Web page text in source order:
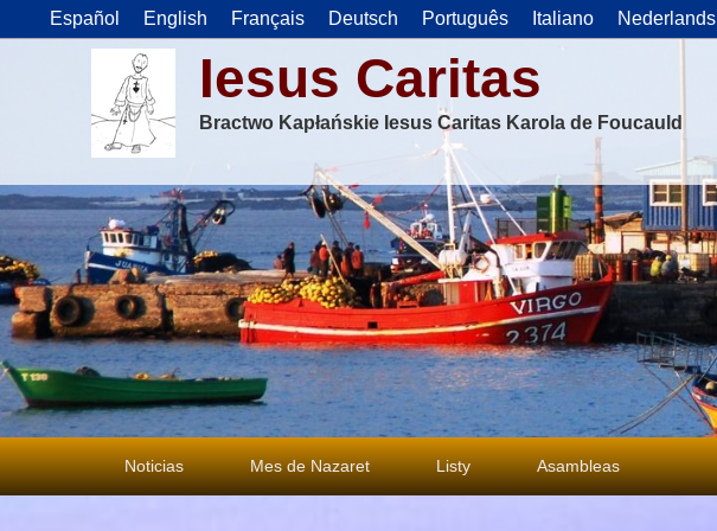
Español English Français Deutsch Português Italiano Nederlands
Iesus Caritas
Bractwo Kapłańskie Iesus Caritas Karola de Foucauld
Menu
główne
Noticias Mes de Nazaret Listy Asambleas